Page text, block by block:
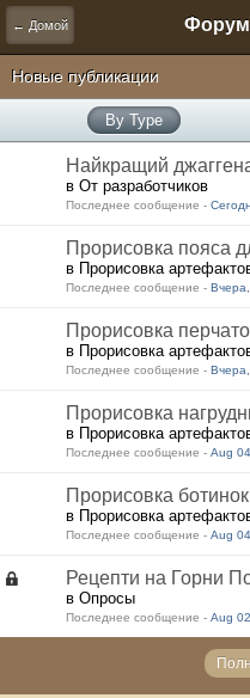
← Домой
Новые публикации
By Type
Найкращий
в От разработчиков
Последнее сообщение -
Прорисовка пояса
в Прорисовка
Последнее сообщение -
Прорисовка
в Прорисовка
Последнее сообщение -
Прорисовка
в Прорисовка
Последнее сообщение - Aug
Прорисовка
в Прорисовка
Последнее сообщение - Aug
Рецепти на Горни
в Опросы
Последнее сообщение - Aug